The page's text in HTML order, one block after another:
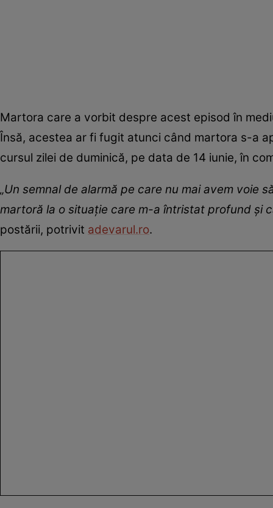
Martora care a vorbit despre acest episod în
Însă, acestea ar fi fugit atunci când martora s-a
cursul zilei de duminică, pe data de 14 iunie, în
„Un semnal de alarmă pe care nu mai avem voie
martoră la o situație care m-a întristat profund și
postării, potrivit adevarul.ro.